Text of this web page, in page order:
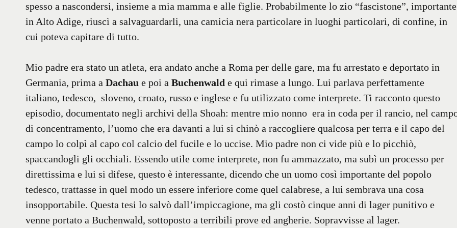
spesso a nascondersi, insieme a mia mamma e alle figlie. Probabilmente lo zio “fascistone”, importante
in Alto Adige, riuscì a salvaguardarli, una camicia nera particolare in luoghi particolari, di confine, in
cui poteva capitare di tutto.
Mio padre era stato un atleta, era andato anche a Roma per delle gare, ma fu arrestato e deportato in
Germania, prima a Dachau e poi a Buchenwald e qui rimase a lungo. Lui parlava perfettamente
italiano, tedesco, sloveno, croato, russo e inglese e fu utilizzato come interprete. Ti racconto questo
episodio, documentato negli archivi della Shoah: mentre mio nonno era in coda per il rancio, nel
di concentramento, l’uomo che era davanti a lui si chinò a raccogliere qualcosa per terra e il capo del
campo lo colpì al capo col calcio del fucile e lo uccise. Mio padre non ci vide più e lo picchiò,
spaccandogli gli occhiali. Essendo utile come interprete, non fu ammazzato, ma subì un processo per
direttissima e lui si difese, questo è interessante, dicendo che un uomo così importante del popolo
tedesco, trattasse in quel modo un essere inferiore come quel calabrese, a lui sembrava una cosa
insopportabile. Questa tesi lo salvò dall’impiccagione, ma gli costò cinque anni di lager punitivo e
venne portato a Buchenwald, sottoposto a terribili prove ed angherie. Sopravvisse al lager.